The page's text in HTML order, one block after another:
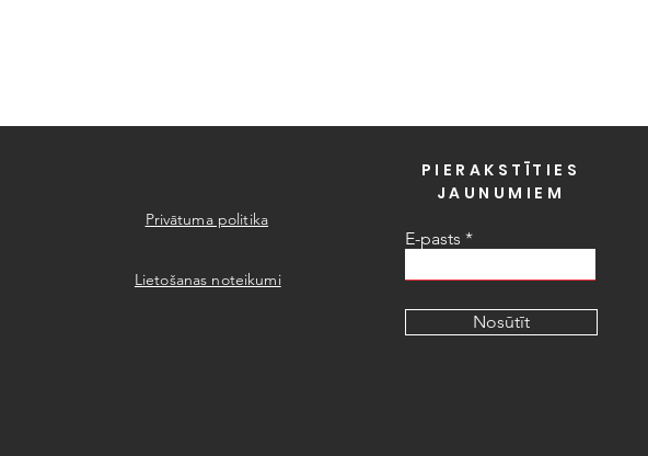
Privātuma politika
Lietošanas noteikumi
PIERAKSTĪTIES
JAUNUMIEM
E-pasts
Nosūtīt